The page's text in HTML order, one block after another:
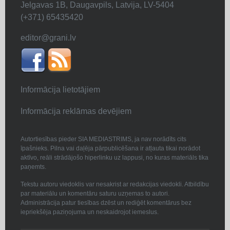
Jelgavas 1B, Daugavpils, Latvija, LV-5404
(+371) 65435420
editor@grani.lv
Informācija lietotājiem
Informācija reklāmas devējiem
Autortiesības pieder SIA MEDIASTRIMS, ja nav norādīts cits
īpašnieks. Pilna vai daļēja pārpublicēšana ir atļauta tikai norādot
aktīvo, reāli strādājošo hiperlinku uz lappusi, no kuras materiāls tika
paņemts.
Tekstu autoru viedoklis var nesakrist ar redakcijas viedokli. Atbildību
par materiālu un komentāru saturu uzņemas to autori.
Administrācija patur tiesības dzēst un rediģēt komentārus bez
iepriekšēja paziņojuma un neskaidrojot iemeslus.